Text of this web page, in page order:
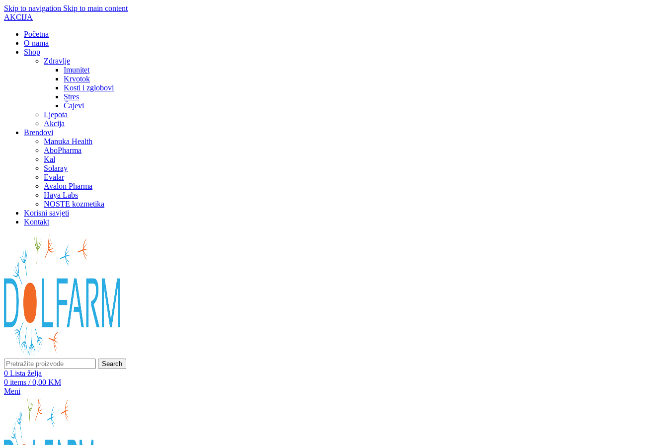
Skip to navigation Skip to main content
AKCIJA
Početna
O nama
Shop
Zdravlje
Imunitet
Krvotok
Kosti i zglobovi
Stres
Čajevi
Ljepota
Akcija
Brendovi
Manuka Health
AboPharma
Kal
Solaray
Evalar
Avalon Pharma
Haya Labs
NOSTE kozmetika
Korisni savjeti
Kontakt
Search
0 Lista želja
0 items / 0,00 KM
Meni